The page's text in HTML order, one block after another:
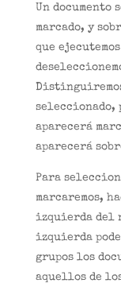
Un documento
marcado, y
que
seleccionado,
aparecerá
aparecerá
Para
marcaremos,
izquierda del
izquierda
grupos los
aquellos de